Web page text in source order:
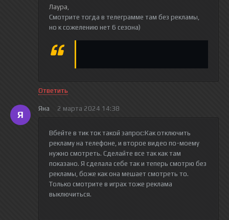
Лаура,
Смотрите тогда в телеграмме там без рекламы,
но к сожелению нет 6 сезона)
Ответить
Я
Яна 2 марта 2024 14:38
Вбейте в тик ток такой запрос:Как отключить
рекламу на телефоне, и второе видео по-моему
нужно смотреть. Сделайте все так как там
показано. Я сделала себе так и теперь смотрю без
рекламы, боже как она мешает смотреть то.
Только смотрите в играх тоже реклама
выключиться.